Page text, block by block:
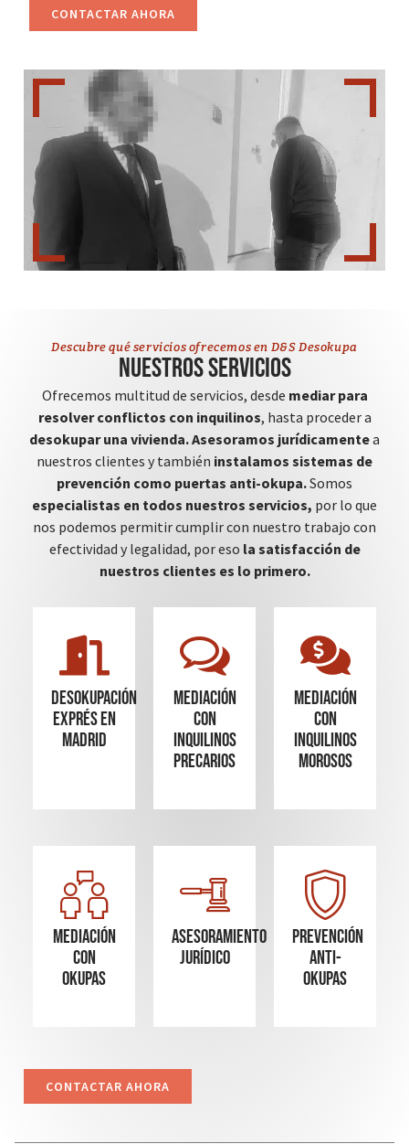
CONTACTAR AHORA
Descubre qué servicios ofrecemos en D&S Desokupa
Nuestros servicios
Ofrecemos multitud de servicios, desde mediar para
resolver conflictos con inquilinos, hasta proceder a
desokupar una vivienda.Asesoramos jurídicamentea
nuestros clientes y también instalamos sistemas de
prevención como puertas anti-okupa.Somos
especialistas en todos nuestros servicios, por lo que
nos podemos permitir cumplir con nuestro trabajo con
efectividad y legalidad, por eso la satisfacción de
nuestros clientes es lo primero.
Desokupación
Exprés en
madrid
mediación
con
inquilinos
precarios
mediación
con
inquilinos
morosos
Mediación
con
okupas
Asesoramiento
Jurídico
Prevención
Anti-
Okupas
CONTACTAR AHORA